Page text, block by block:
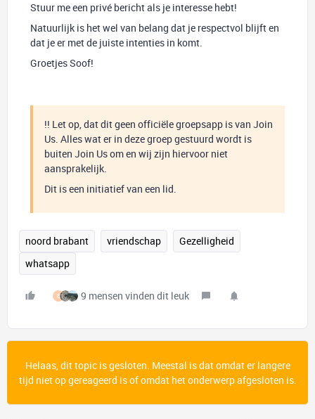
Stuur me een privé bericht als je interesse hebt!
Natuurlijk is het wel van belang dat je respectvol blijft en
dat je er met de juiste intenties in komt.
Groetjes Soof!
!! Let op, dat dit geen officiële groepsapp is van Join
Us. Alles wat er in deze groep gestuurd wordt is
buiten Join Us om en wij zijn hiervoor niet
aansprakelijk.
Dit is een initiatief van een lid.
noord brabant vriendschap
Gezelligheid
whatsapp
B 9 mensen vinden dit leuk
Helaas, dit topic is gesloten. Meestal is dat omdat er langere
tijd niet op gereageerd is of omdat het onderwerp afgesloten is.